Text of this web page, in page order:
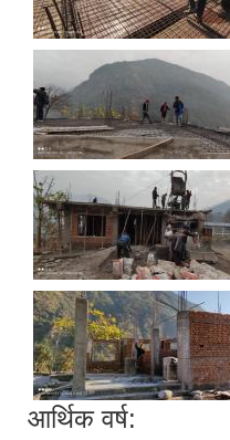
आर्थिक वर्ष: